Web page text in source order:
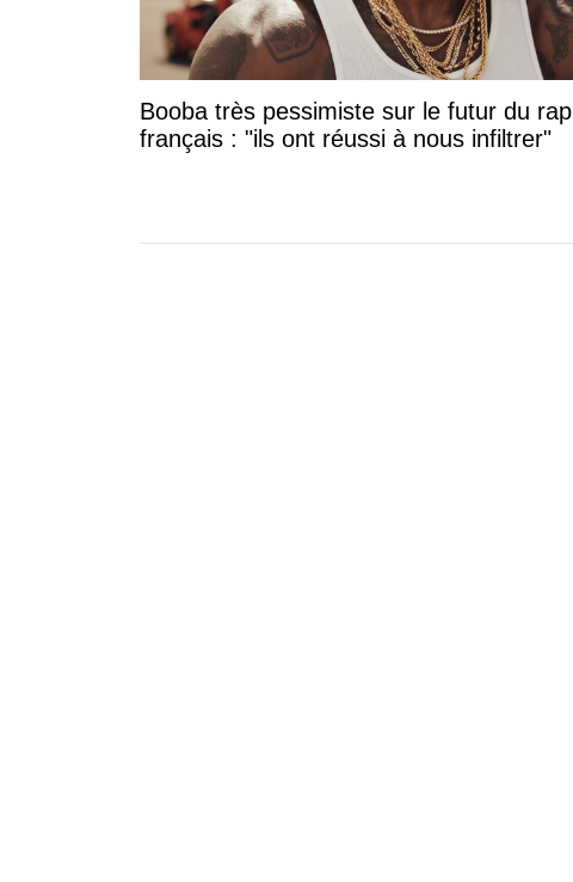
Booba très pessimiste sur le futur du rap
français : "ils ont réussi à nous infiltrer"